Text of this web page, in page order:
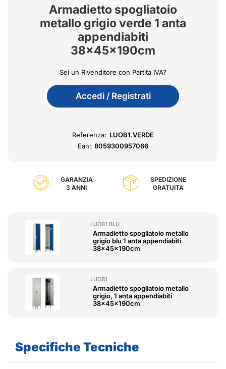
Armadietto spogliatoio
metallo grigio verde 1 anta
appendiabiti
38x45x190cm
Sei un Rivenditore con Partita IVA?
Accedi / Registrati
Referenza: LUOB1.VERDE
Ean: 8059300957066
GARANZIA
3 ANNI
SPEDIZIONE
GRATUITA
LUOB1.BLU
Armadietto spogliatoio metallo
grigio blu 1 anta appendiabiti
38x45x190cm
LUOB1
Armadietto spogliatoio metallo
grigio, 1 anta appendiabiti
38x45x190cm
Specifiche Tecniche